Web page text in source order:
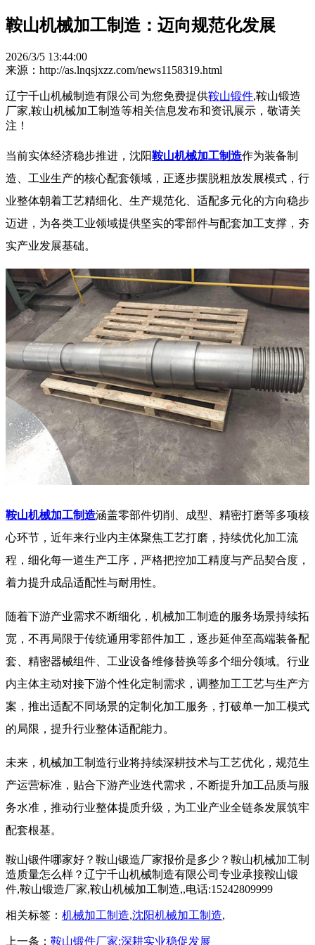
鞍山机械加工制造：迈向规范化发展
2026/3/5 13:44:00
来源：http://as.lnqsjxzz.com/news1158319.html
辽宁千山机械制造有限公司为您免费提供鞍山锻件,鞍山锻造
厂家,鞍山机械加工制造等相关信息发布和资讯展示，敬请关
注！
当前实体经济稳步推进，沈阳鞍山机械加工制造作为装备制
造、工业生产的核心配套领域，正逐步摆脱粗放发展模式，行
业整体朝着工艺精细化、生产规范化、适配多元化的方向稳步
迈进，为各类工业领域提供坚实的零部件与配套加工支撑，夯
实产业发展基础。
鞍山机械加工制造涵盖零部件切削、成型、精密打磨等多项核
心环节，近年来行业内主体聚焦工艺打磨，持续优化加工流
程，细化每一道生产工序，严格把控加工精度与产品契合度，
着力提升成品适配性与耐用性。
随着下游产业需求不断细化，机械加工制造的服务场景持续拓
宽，不再局限于传统通用零部件加工，逐步延伸至高端装备配
套、精密器械组件、工业设备维修替换等多个细分领域。行业
内主体主动对接下游个性化定制需求，调整加工工艺与生产方
案，推出适配不同场景的定制化加工服务，打破单一加工模式
的局限，提升行业整体适配能力。
未来，机械加工制造行业将持续深耕技术与工艺优化，规范生
产运营标准，贴合下游产业迭代需求，不断提升加工品质与服
务水准，推动行业整体提质升级，为工业产业全链条发展筑牢
配套根基。
鞍山锻件哪家好？鞍山锻造厂家报价是多少？鞍山机械加工制
造质量怎么样？辽宁千山机械制造有限公司专业承接鞍山锻
件,鞍山锻造厂家,鞍山机械加工制造,,电话:15242809999
相关标签： 机械加工制造,沈阳机械加工制造,
上一条： 鞍山锻件厂家:深耕实业稳促发展